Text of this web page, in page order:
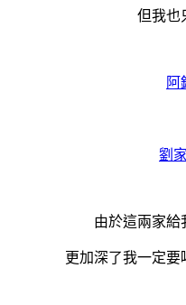
但我也
阿
劉
由於這兩家給
更加深了我一定要